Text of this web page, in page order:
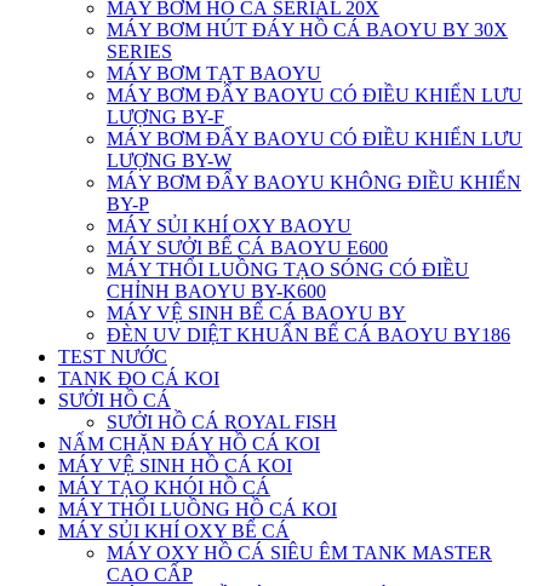
MÁY BƠM HỒ CÁ SERIAL 20X
MÁY BƠM HÚT ĐÁY HỒ CÁ BAOYU BY 30X
SERIES
MÁY BƠM TẠT BAOYU
MÁY BƠM ĐẨY BAOYU CÓ ĐIỀU KHIỂN LƯU
LƯỢNG BY-F
MÁY BƠM ĐẨY BAOYU CÓ ĐIỀU KHIỂN LƯU
LƯỢNG BY-W
MÁY BƠM ĐẨY BAOYU KHÔNG ĐIỀU KHIỂN
BY-P
MÁY SỦI KHÍ OXY BAOYU
MÁY SƯỞI BỂ CÁ BAOYU E600
MÁY THỔI LUỒNG TẠO SÓNG CÓ ĐIỀU
CHỈNH BAOYU BY-K600
MÁY VỆ SINH BỂ CÁ BAOYU BY
ĐÈN UV DIỆT KHUẨN BỂ CÁ BAOYU BY186
TEST NƯỚC
TANK ĐO CÁ KOI
SƯỞI HỒ CÁ
SƯỞI HỒ CÁ ROYAL FISH
NẤM CHẶN ĐÁY HỒ CÁ KOI
MÁY VỆ SINH HỒ CÁ KOI
MÁY TẠO KHÓI HỒ CÁ
MÁY THỔI LUỒNG HỒ CÁ KOI
MÁY SỦI KHÍ OXY BỂ CÁ
MÁY OXY HỒ CÁ SIÊU ÊM TANK MASTER
CAO CẤP